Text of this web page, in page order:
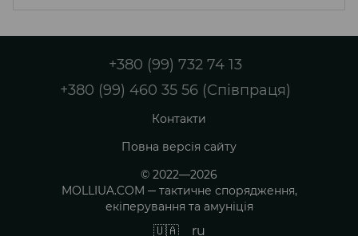
+380 (99) 732 74 13
+380 (99) 460 35 56 (Співпраця)
Контакти
Повна версія сайту
© 2022—2026
MOLLIUA.COM ─ тактичне спорядження,
екіперування та амуніція
🇺🇦 ru